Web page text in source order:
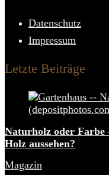
Datenschutz
Impressum
Letzte Beiträge
Naturholz oder Farbe
Holz aussehen?
Magazin